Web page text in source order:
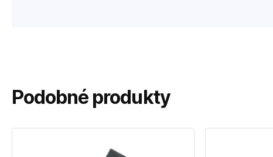
Podobné produkty